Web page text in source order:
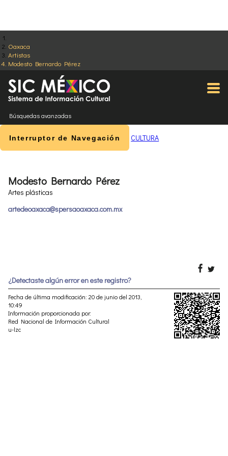
Oaxaca
Artistas
Modesto Bernardo Pérez
Búsquedas avanzadas
Interruptor de Navegación CULTURA
Modesto Bernardo Pérez
Artes plásticas
artedeoaxaca@spersaoaxaca.com.mx
¿Detectaste algún error en este registro?
Fecha de última modificación: 20 de junio del 2013,
10:49
Información proporcionada por:
Red Nacional de Información Cultural
u-lzc